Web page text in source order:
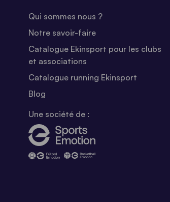
Qui sommes nous ?
Notre savoir-faire
Catalogue Ekinsport pour les clubs
et associations
Catalogue running Ekinsport
Blog
Une société de :